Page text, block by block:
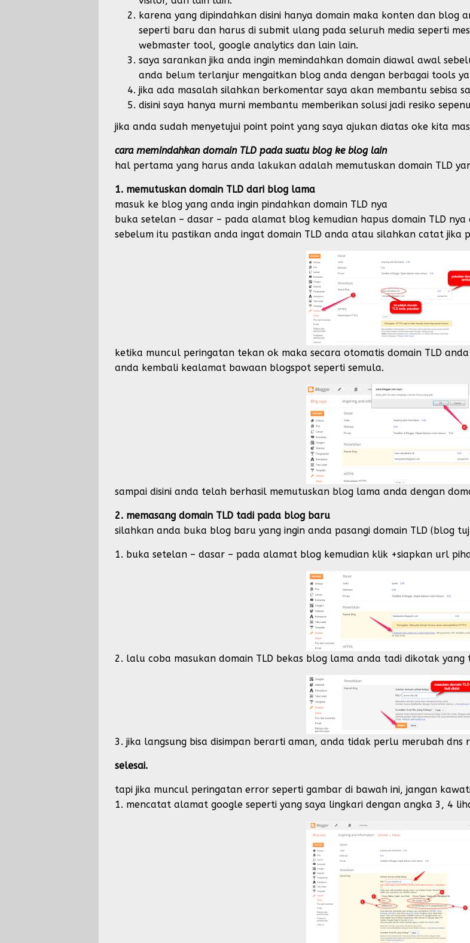
karena yang dipindahkan disini hanya domain maka konten dan blog
seperti baru dan harus di submit ulang pada seluruh media seperti
webmaster tool, google analytics dan lain lain.
saya sarankan jika anda ingin memindahkan domain diawal awal
anda belum terlanjur mengaitkan blog anda dengan berbagai tools
jika ada masalah silahkan berkomentar saya akan membantu sebisa
disini saya hanya murni membantu memberikan solusi jadi resiko
jika anda sudah menyetujui point point yang saya ajukan diatas oke kita
cara memindahkan domain TLD pada suatu blog ke blog lain
hal pertama yang harus anda lakukan adalah memutuskan domain TLD
1. memutuskan domain TLD dari blog lama
masuk ke blog yang anda ingin pindahkan domain TLD nya
buka setelan – dasar – pada alamat blog kemudian hapus domain TLD
sebelum itu pastikan anda ingat domain TLD anda atau silahkan catat jika
ketika muncul peringatan tekan ok maka secara otomatis domain TLD
anda kembali kealamat bawaan blogspot seperti semula.
sampai disini anda telah berhasil memutuskan blog lama anda dengan
2. memasang domain TLD tadi pada blog baru
silahkan anda buka blog baru yang ingin anda pasangi domain TLD (blog
1. buka setelan – dasar – pada alamat blog kemudian klik +siapkan url
2. lalu coba masukan domain TLD bekas blog lama anda tadi dikotak yang
3. jika langsung bisa disimpan berarti aman, anda tidak perlu merubah dns
selesai.
tapi jika muncul peringatan error seperti gambar di bawah ini, jangan
1. mencatat alamat google seperti yang saya lingkari dengan angka 3, 4